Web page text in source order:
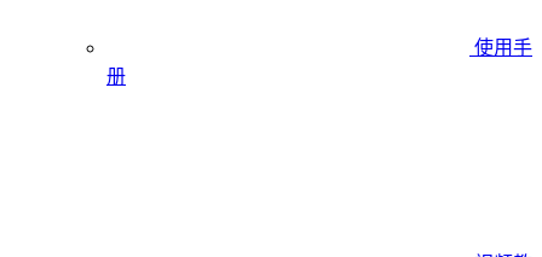
使用手
册